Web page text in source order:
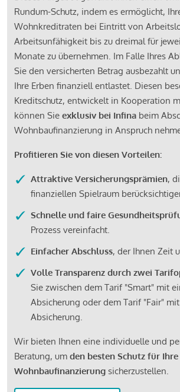
Rundum-Schutz, indem es ermöglicht,
Wohnkreditraten bei Eintritt von
Arbeitsunfähigkeit bis zu dreimal für
Monate zu übernehmen. Im Falle Ihres
Sie den versicherten Betrag ausbezahlt
Ihre Erben finanziell entlastet. Diesen
Kreditschutz, entwickelt in Kooperation
können Sie exklusiv bei Infina beim
Wohnbaufinanzierung in Anspruch
Profitieren Sie von diesen Vorteilen:
Attraktive Versicherungsprämien,
finanziellen Spielraum
Schnelle und faire
Prozess vereinfacht.
Einfacher Abschluss, der Ihnen Zeit
Volle Transparenz durch zwei
Sie zwischen dem Tarif "Smart" mit
Absicherung oder dem Tarif "Fair"
Absicherung.
Wir bieten Ihnen eine individuelle und
Beratung, um den besten Schutz für Ihre
Wohnbaufinanzierung sicherzustellen.